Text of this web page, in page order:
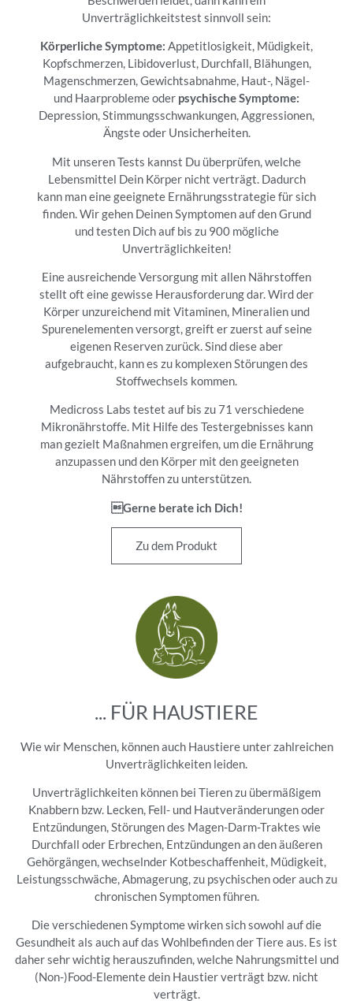
Unverträglichkeitstest sinnvoll sein:
Körperliche Symptome: Appetitlosigkeit, Müdigkeit,
Kopfschmerzen, Libidoverlust, Durchfall, Blähungen,
Magenschmerzen, Gewichtsabnahme, Haut-, Nägel-
und Haarprobleme oder psychische Symptome:
Depression, Stimmungsschwankungen, Aggressionen,
Ängste oder Unsicherheiten.
Mit unseren Tests kannst Du überprüfen, welche
Lebensmittel Dein Körper nicht verträgt. Dadurch
kann man eine geeignete Ernährungsstrategie für sich
finden. Wir gehen Deinen Symptomen auf den Grund
und testen Dich auf bis zu 900 mögliche
Unverträglichkeiten!
Eine ausreichende Versorgung mit allen Nährstoffen
stellt oft eine gewisse Herausforderung dar. Wird der
Körper unzureichend mit Vitaminen, Mineralien und
Spurenelementen versorgt, greift er zuerst auf seine
eigenen Reserven zurück. Sind diese aber
aufgebraucht, kann es zu komplexen Störungen des
Stoffwechsels kommen.
Medicross Labs testet auf bis zu 71 verschiedene
Mikronährstoffe. Mit Hilfe des Testergebnisses kann
man gezielt Maßnahmen ergreifen, um die Ernährung
anzupassen und den Körper mit den geeigneten
Nährstoffen zu unterstützen.
Gerne berate ich Dich!
Zu dem Produkt
... FÜR HAUSTIERE
Wie wir Menschen, können auch Haustiere unter zahlreichen
Unverträglichkeiten leiden.
Unverträglichkeiten können bei Tieren zu übermäßigem
Knabbern bzw. Lecken, Fell- und Hautveränderungen oder
Entzündungen, Störungen des Magen-Darm-Traktes wie
Durchfall oder Erbrechen, Entzündungen an den äußeren
Gehörgängen, wechselnder Kotbeschaffenheit, Müdigkeit,
Leistungsschwäche, Abmagerung, zu psychischen oder auch zu
chronischen Symptomen führen.
Die verschiedenen Symptome wirken sich sowohl auf die
Gesundheit als auch auf das Wohlbefinden der Tiere aus. Es ist
daher sehr wichtig herauszufinden, welche Nahrungsmittel und
(Non-)Food-Elemente dein Haustier verträgt bzw. nicht
verträgt.